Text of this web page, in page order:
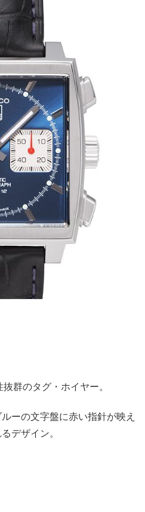
群のタグ・ホイヤー。
ーの文字盤に赤い指針が映え
デザイン。